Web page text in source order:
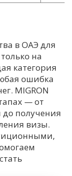
в ОАЭ для
на
категория
ошибка
MIGRON
— от
получения
визы.